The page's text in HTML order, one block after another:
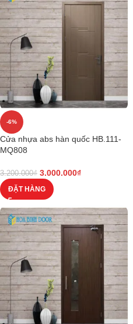
-6%
Cửa nhựa abs hàn quốc HB.111-
MQ808
3.200.000₫ 3.000.000₫
ĐẶT HÀNG